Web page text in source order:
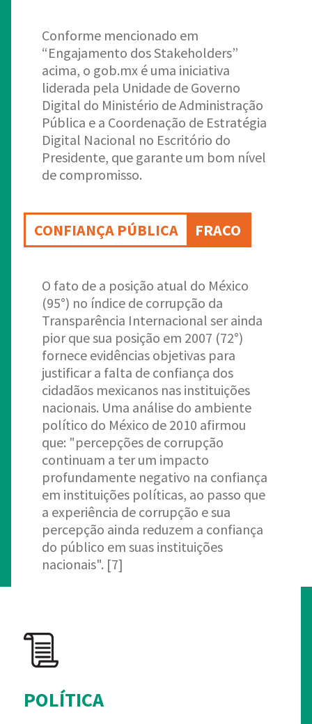
Conforme mencionado em
“Engajamento dos Stakeholders”
acima, o gob.mx é uma iniciativa
liderada pela Unidade de Governo
Digital do Ministério de Administração
Pública e a Coordenação de Estratégia
Digital Nacional no Escritório do
Presidente, que garante um bom nível
de compromisso.
CONFIANÇA PÚBLICA FRACO
O fato de a posição atual do México
(95°) no índice de corrupção da
Transparência Internacional ser ainda
pior que sua posição em 2007 (72°)
fornece evidências objetivas para
justificar a falta de confiança dos
cidadãos mexicanos nas instituições
nacionais. Uma análise do ambiente
político do México de 2010 afirmou
que: "percepções de corrupção
continuam a ter um impacto
profundamente negativo na confiança
em instituições políticas, ao passo que
a experiência de corrupção e sua
percepção ainda reduzem a confiança
do público em suas instituições
nacionais". [7]
POLÍTICA